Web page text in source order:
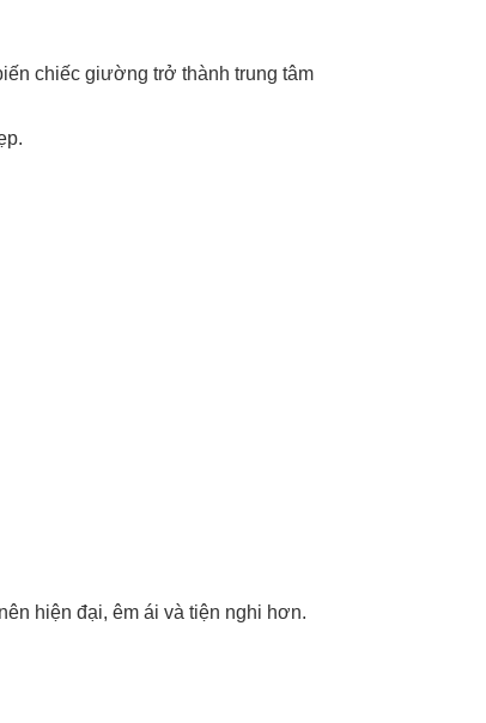
chiếc giường trở thành trung tâm
hiện đại, êm ái và tiện nghi hơn.